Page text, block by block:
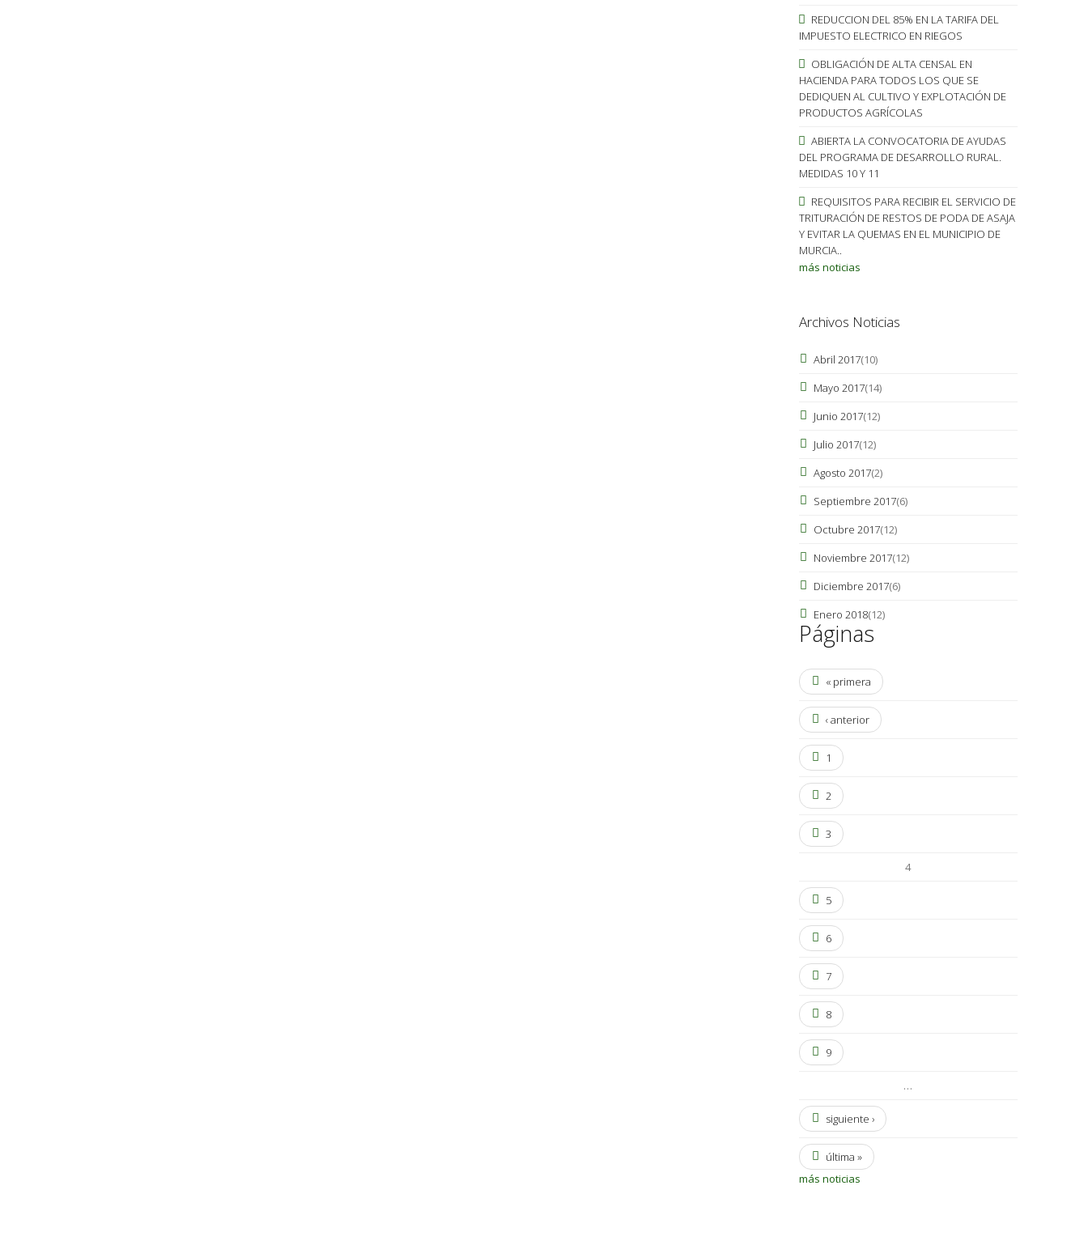
REDUCCION DEL 85% EN LA TARIFA DEL
IMPUESTO ELECTRICO EN RIEGOS
OBLIGACIÓN DE ALTA CENSAL EN
HACIENDA PARA TODOS LOS QUE SE
DEDIQUEN AL CULTIVO Y EXPLOTACIÓN DE
PRODUCTOS AGRÍCOLAS
ABIERTA LA CONVOCATORIA DE AYUDAS
DEL PROGRAMA DE DESARROLLO RURAL.
MEDIDAS 10 Y 11
REQUISITOS PARA RECIBIR EL SERVICIO DE
TRITURACIÓN DE RESTOS DE PODA DE ASAJA
Y EVITAR LA QUEMAS EN EL MUNICIPIO DE
MURCIA..
más noticias
Archivos Noticias
Abril 2017(10)
Mayo 2017(14)
Junio 2017(12)
Julio 2017(12)
Agosto 2017(2)
Septiembre 2017(6)
Octubre 2017(12)
Noviembre 2017(12)
Diciembre 2017(6)
Enero 2018(12)
Páginas
« primera
‹ anterior
1
2
3
4
5
6
7
8
9
…
siguiente ›
última »
más noticias